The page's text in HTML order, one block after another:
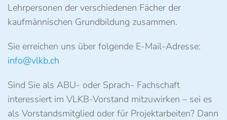
Lehrpersonen der verschiedenen Fächer der
kaufmännischen Grundbildung zusammen.
Sie erreichen uns über folgende E-Mail-Adresse:
info@vlkb.ch
Sind Sie als ABU- oder Sprach- Fachschaft
interessiert im VLKB-Vorstand mitzuwirken – sei es
als Vorstandsmitglied oder für Projektarbeiten? Dann